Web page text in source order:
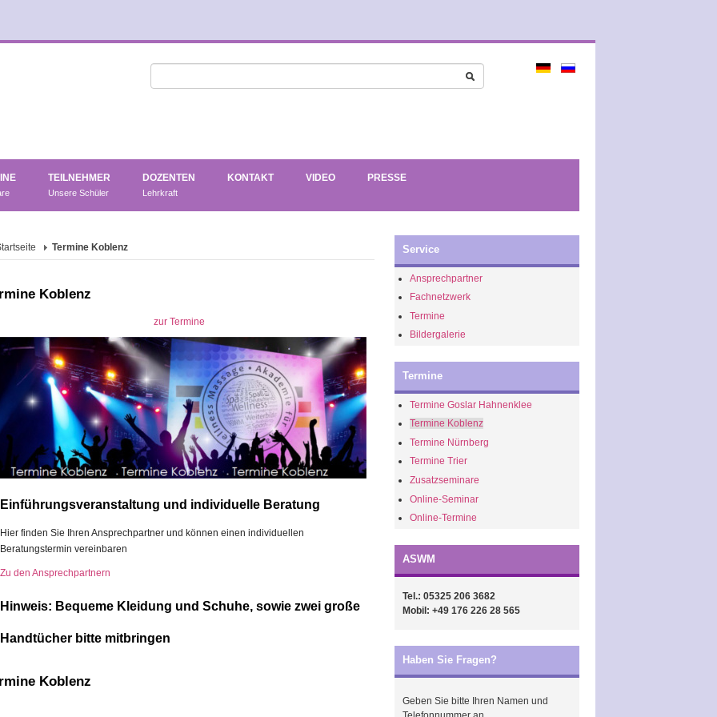
TEILNEHMER
Unsere Schüler
DOZENTEN
Lehrkraft
KONTAKT VIDEO PRESSE
Termine Koblenz
Koblenz
zur Termine
Einführungsveranstaltung und individuelle Beratung
Hier finden Sie Ihren Ansprechpartner und können einen individuellen
Beratungstermin vereinbaren
Zu den Ansprechpartnern
Hinweis: Bequeme Kleidung und Schuhe, sowie zwei große
Handtücher bitte mitbringen
Koblenz
Service
Ansprechpartner
Fachnetzwerk
Termine
Bildergalerie
Termine
Termine Goslar Hahnenklee
Termine Koblenz
Termine Nürnberg
Termine Trier
Zusatzseminare
Online-Seminar
Online-Termine
ASWM
Tel.: 05325 206 3682
Mobil: +49 176 226 28 565
Haben Sie Fragen?
Geben Sie bitte Ihren Namen und